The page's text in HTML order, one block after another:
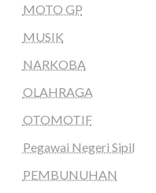
MOTO GP
MUSIK
NARKOBA
OLAHRAGA
OTOMOTIF
Pegawai Negeri Sipil
PEMBUNUHAN